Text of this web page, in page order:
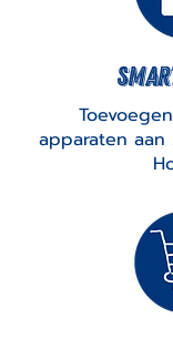
apparaten